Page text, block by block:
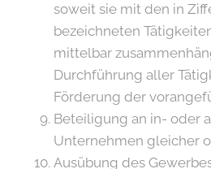
soweit sie mit den in
bezeichneten
mittelbar
Durchführung aller
Förderung der
Beteiligung an in- oder
Unternehmen gleicher
Ausübung des